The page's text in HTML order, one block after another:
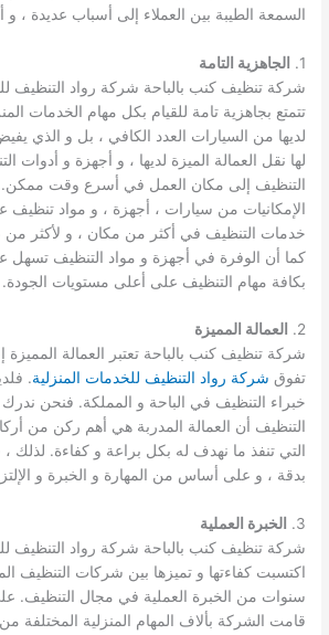
السمعة الطيبة بين العملاء إلى أسباب عديدة ، و
1.
الجاهزية التامة
شركة تنظيف كنب بالباحة شركة رواد التنظيف
تتمتع بجاهزية تامة للقيام بكل مهام الخدمات
لديها من السيارات العدد الكافي ، بل و الذي
لها نقل العمالة الميزة لديها ، و أجهزة و أدوات
التنظيف إلى مكان العمل في أسرع وقت ممكن.
الإمكانيات من سيارات ، أجهزة ، و مواد تنظيف
خدمات التنظيف في أكثر من مكان ، و لأكثر
كما أن الوفرة في أجهزة و مواد التنظيف تسهل
بكافة مهام التنظيف على أعلى مستويات الجودة.
2.
العمالة المميزة
شركة تنظيف كنب بالباحة تعتبر العمالة المميزة
تفوق شركة رواد التنظيف للخدمات المنزلية.
خبراء التنظيف في الباحة و المملكة. فنحن
التنظيف أن العمالة المدربة هي أهم ركن من
التي تنفذ ما نهدف له بكل براعة و كفاءة. لذلك ،
بدقة ، و على أساس من المهارة و الخبرة و
3.
الخبرة العملية
شركة تنظيف كنب بالباحة شركة رواد التنظيف
اكتسبت كفاءتها و تميزها بين شركات التنظيف
سنوات من الخبرة العملية في مجال التنظيف.
قامت الشركة بألاف المهام المنزلية